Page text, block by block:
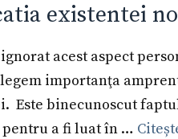
existentei
acest aspect
importanţa
Este binecunoscut
pentru a fi luat în …